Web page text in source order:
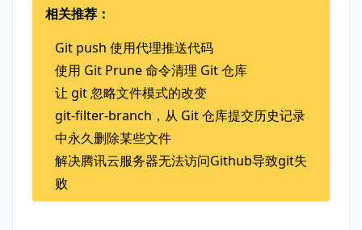
相关推荐：
Git push 使用代理推送代码
使用 Git Prune 命令清理 Git 仓库
让 git 忽略文件模式的改变
git-filter-branch，从 Git 仓库提交历史记录
中永久删除某些文件
解决腾讯云服务器无法访问Github导致git失
败